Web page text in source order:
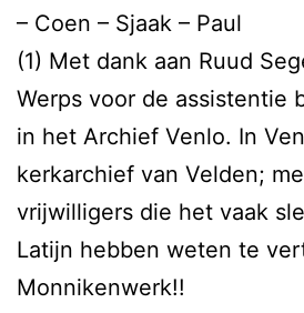
– Coen – Sjaak – Paul
(1) Met dank aan Ruud
Werps voor de assistentie
in het Archief Venlo. In
kerkarchief van Velden;
vrijwilligers die het vaak
Latijn hebben weten te
Monnikenwerk!!